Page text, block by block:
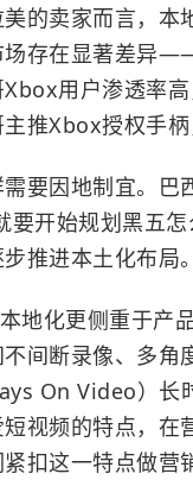
的卖家而言，本
场存在显著差异
用户渗透率
推Xbox授权手柄
要因地制宜。巴
要开始规划黑五
推进本土化布局。
地化更侧重于产
间断录像、多角
On Video）
视频的特点，在
扣这一特点做营